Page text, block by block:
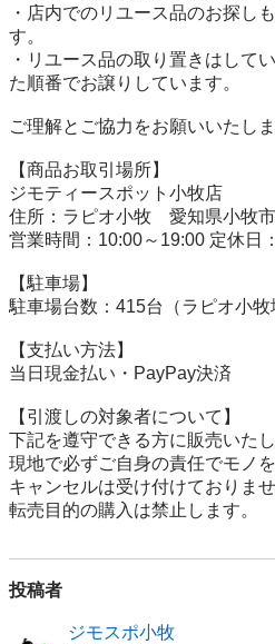
・店内でのリユース品のお探し
す。
・リユース品の取り置きはして
た順番でお譲りしています。
ご理解とご協力をお願いいたしま
【商品お取引場所】
ジモティースポット小牧店
住所：ラピオ小牧　愛知県小牧
営業時間：10:00～19:00 定休日
【駐⾞場】
駐車場台数：415台（ラピオ小牧
【⽀払い⽅法】
当日現金払い・PayPay決済
【引渡しの対象者について】
下記を遵守できる⽅に販売いたし
現地で必ずご⾃⾝の責任でモノ
キャンセルは受け付けておりませ
転売⽬的の購⼊は禁⽌します。
投稿者
ジモスポ小牧